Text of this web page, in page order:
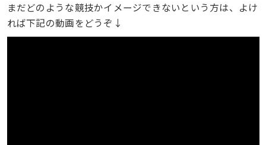
まだどのような競技かイメージできないという方は、よけ
れば下記の動画をどうぞ↓